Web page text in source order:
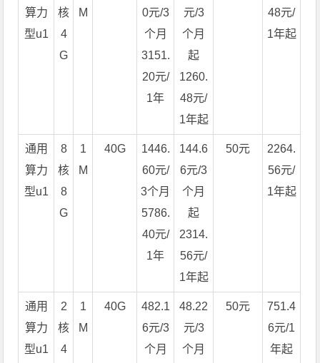
算力
型u1
核
4
G
M
0元/3
个月
3151.
20元/
1年
元/3
个月
起
1260.
48元/
1年起
48元/
1年起
通用
算力
型u1
8
核
8
G
1
M
40G
1446.
60元/
3个月
5786.
40元/
1年
144.6
6元/3
个月
起
2314.
56元/
1年起
50元
2264.
56元/
1年起
通用
算力
型u1
2
核
4
1
M
40G
482.1
6元/3
个月
48.22
元/3
个月
50元
751.4
6元/1
年起